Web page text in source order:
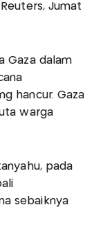
Jumat
Gaza dalam
hancur. Gaza
warga
pada
sebaiknya